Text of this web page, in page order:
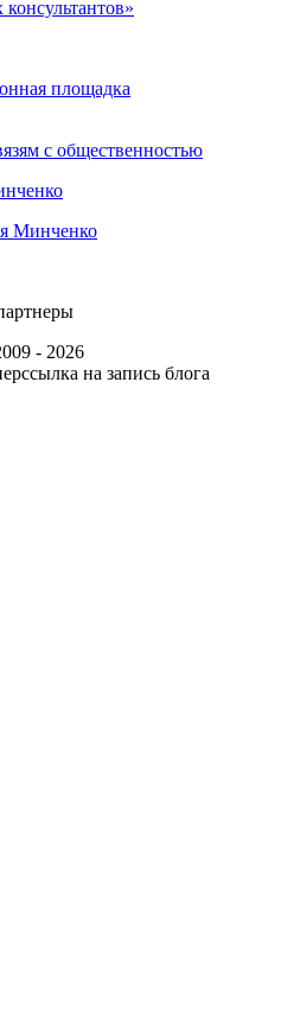
площадка
с общественностью
Минченко
- 2026
на запись блога